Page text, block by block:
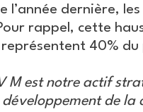
l’année dernière,
rappel, cette
40%
M est notre actif
de la